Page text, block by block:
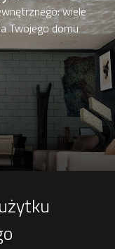
wiele
Twojego domu